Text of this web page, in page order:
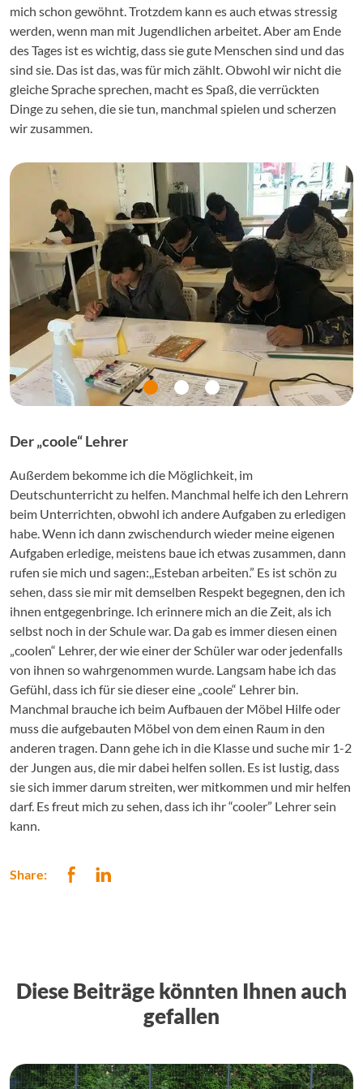
mich schon gewöhnt. Trotzdem kann es auch etwas stressig
werden, wenn man mit Jugendlichen arbeitet. Aber am Ende
des Tages ist es wichtig, dass sie gute Menschen sind und das
sind sie. Das ist das, was für mich zählt. Obwohl wir nicht die
gleiche Sprache sprechen, macht es Spaß, die verrückten
Dinge zu sehen, die sie tun, manchmal spielen und scherzen
wir zusammen.
Der „coole“ Lehrer
Außerdem bekomme ich die Möglichkeit, im
Deutschunterricht zu helfen. Manchmal helfe ich den Lehrern
beim Unterrichten, obwohl ich andere Aufgaben zu erledigen
habe. Wenn ich dann zwischendurch wieder meine eigenen
Aufgaben erledige, meistens baue ich etwas zusammen, dann
rufen sie mich und sagen:,,Esteban arbeiten.” Es ist schön zu
sehen, dass sie mir mit demselben Respekt begegnen, den ich
ihnen entgegenbringe. Ich erinnere mich an die Zeit, als ich
selbst noch in der Schule war. Da gab es immer diesen einen
„coolen“ Lehrer, der wie einer der Schüler war oder jedenfalls
von ihnen so wahrgenommen wurde. Langsam habe ich das
Gefühl, dass ich für sie dieser eine „coole“ Lehrer bin.
Manchmal brauche ich beim Aufbauen der Möbel Hilfe oder
muss die aufgebauten Möbel von dem einen Raum in den
anderen tragen. Dann gehe ich in die Klasse und suche mir 1-2
der Jungen aus, die mir dabei helfen sollen. Es ist lustig, dass
sie sich immer darum streiten, wer mitkommen und mir helfen
darf. Es freut mich zu sehen, dass ich ihr “cooler” Lehrer sein
kann.
Share:
Diese Beiträge könnten Ihnen auch
gefallen